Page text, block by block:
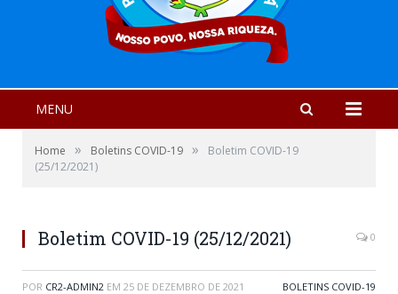
MENU
Home » Boletins COVID-19 »
Boletim COVID-19
(25/12/2021)
Boletim COVID-19 (25/12/2021) 0
POR CR2-ADMIN2 EM 25 DE DEZEMBRO DE 2021 BOLETINS COVID-19